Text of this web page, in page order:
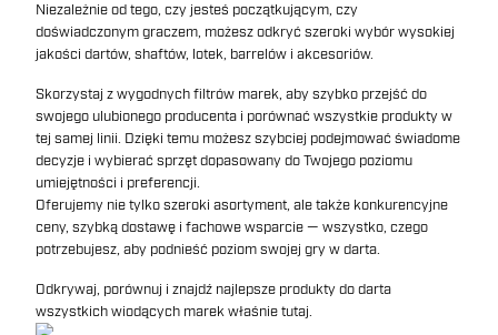
Niezależnie od tego, czy jesteś początkującym, czy
doświadczonym graczem, możesz odkryć szeroki wybór wysokiej
jakości dartów, shaftów, lotek, barrelów i akcesoriów.
Skorzystaj z wygodnych filtrów marek, aby szybko przejść do
swojego ulubionego producenta i porównać wszystkie produkty w
tej samej linii. Dzięki temu możesz szybciej podejmować świadome
decyzje i wybierać sprzęt dopasowany do Twojego poziomu
umiejętności i preferencji.
Oferujemy nie tylko szeroki asortyment, ale także konkurencyjne
ceny, szybką dostawę i fachowe wsparcie — wszystko, czego
potrzebujesz, aby podnieść poziom swojej gry w darta.
Odkrywaj, porównuj i znajdź najlepsze produkty do darta
wszystkich wiodących marek właśnie tutaj.